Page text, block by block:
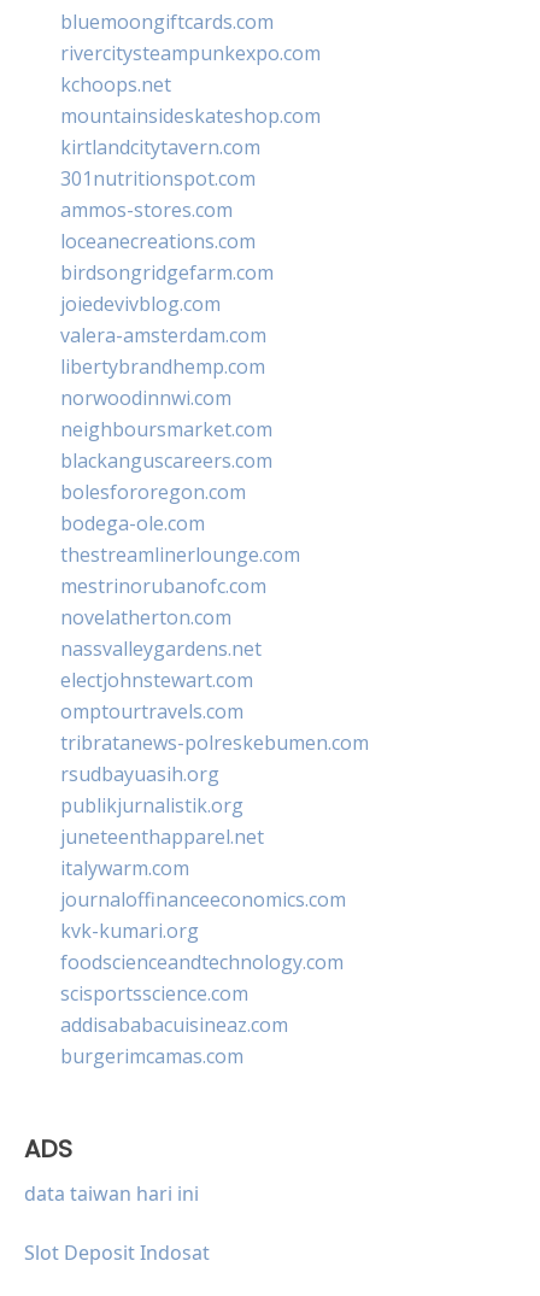
bluemoongiftcards.com
rivercitysteampunkexpo.com
kchoops.net
mountainsideskateshop.com
kirtlandcitytavern.com
301nutritionspot.com
ammos-stores.com
loceanecreations.com
birdsongridgefarm.com
joiedevivblog.com
valera-amsterdam.com
libertybrandhemp.com
norwoodinnwi.com
neighboursmarket.com
blackanguscareers.com
bolesfororegon.com
bodega-ole.com
thestreamlinerlounge.com
mestrinorubanofc.com
novelatherton.com
nassvalleygardens.net
electjohnstewart.com
omptourtravels.com
tribratanews-polreskebumen.com
rsudbayuasih.org
publikjurnalistik.org
juneteenthapparel.net
italywarm.com
journaloffinanceeconomics.com
kvk-kumari.org
foodscienceandtechnology.com
scisportsscience.com
addisababacuisineaz.com
burgerimcamas.com
ADS
data taiwan hari ini
Slot Deposit Indosat